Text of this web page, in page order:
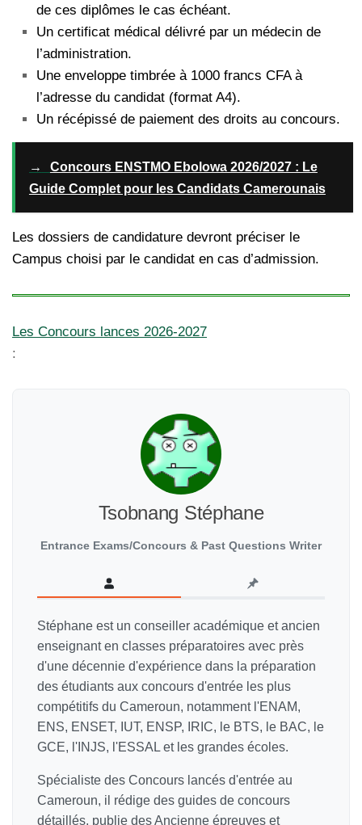
de ces diplômes le cas échéant.
Un certificat médical délivré par un médecin de
l’administration.
Une enveloppe timbrée à 1000 francs CFA à
l’adresse du candidat (format A4).
Un récépissé de paiement des droits au concours.
→
Concours ENSTMO Ebolowa 2026/2027 : Le
Guide Complet pour les Candidats Camerounais
Les dossiers de candidature devront préciser le
Campus choisi par le candidat en cas d’admission.
Les Concours lances 2026-2027
:
Tsobnang Stéphane
Entrance Exams/Concours & Past Questions Writer
Stéphane est un conseiller académique et ancien
enseignant en classes préparatoires avec près
d'une décennie d'expérience dans la préparation
des étudiants aux concours d'entrée les plus
compétitifs du Cameroun, notamment l'ENAM,
ENS, ENSET, IUT, ENSP, IRIC, le BTS, le BAC, le
GCE, l'INJS, l'ESSAL et les grandes écoles.
Spécialiste des Concours lancés d'entrée au
Cameroun, il rédige des guides de concours
détaillés, publie des Ancienne épreuves et